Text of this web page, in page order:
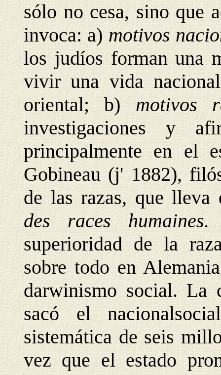
sólo no cesa, sino que
invoca: a) motivos
los judíos forman una
vivir una vida
oriental; b)motivos
investigaciones y
principalmente en el
Gobineau (j' 1882),
de las razas, que
des races
superioridad de la
sobre todo en
darwinismo social. La
sacó el
sistemática de seis
vez que el estado